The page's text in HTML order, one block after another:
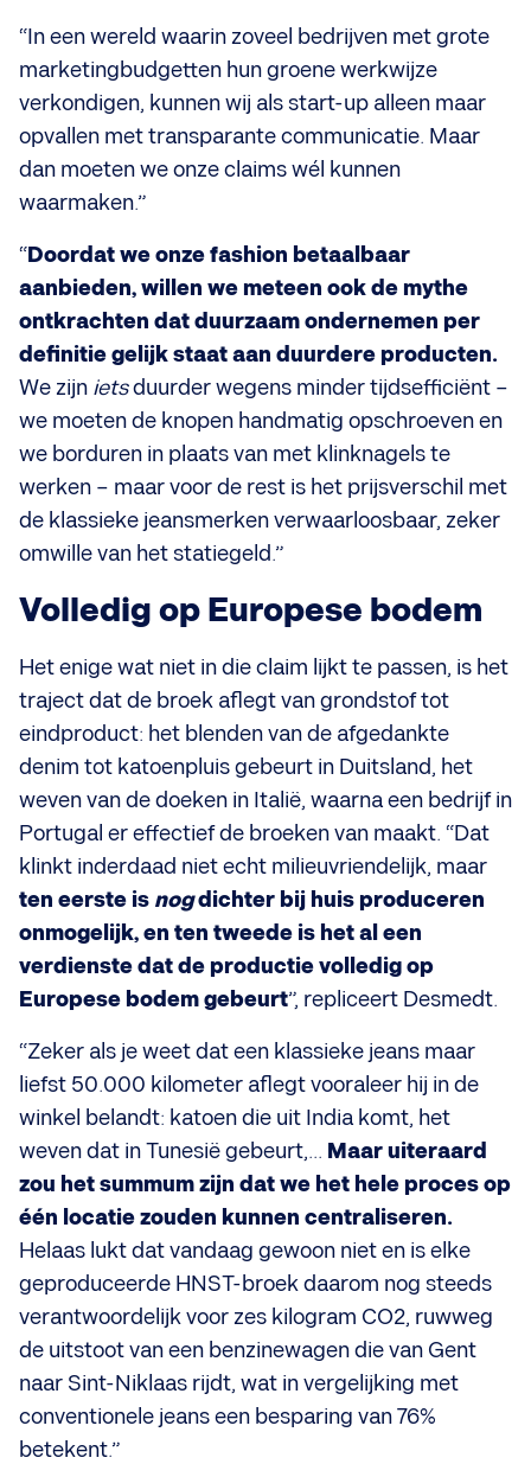
“In een wereld waarin zoveel bedrijven met grote
marketingbudgetten hun groene werkwijze
verkondigen, kunnenwij als start-up alleen maar
opvallen met transparante communicatie. Maar
dan moeten we onze claims wél kunnen
waarmaken.”
“Doordat we onze fashion betaalbaar
aanbieden, willen we meteen ook de mythe
ontkrachten dat duurzaam ondernemen per
definitie gelijk staat aan duurdere producten.
We zijn ietsduurder wegens minder tijdsefficiënt –
we moeten de knopen handmatig opschroeven en
we borduren in plaats van met klinknagels te
werken – maar voor de rest is het prijsverschil met
de klassieke jeansmerken verwaarloosbaar, zeker
omwille van het statiegeld.”
Volledig op Europese bodem
Het enige wat niet in die claim lijkt te passen, is het
traject dat de broek aflegt van grondstof tot
eindproduct: het blenden van de afgedankte
denim tot katoenpluis gebeurt in Duitsland, het
weven van de doeken in Italië, waarna een bedrijf in
Portugal er effectief de broeken van maakt. “Dat
klinkt inderdaad niet echt milieuvriendelijk, maar
ten eerste is nogdichter bij huis produceren
onmogelijk, en ten tweede is het al een
verdienste dat de productie volledig op
Europese bodem gebeurt”, repliceert Desmedt.
“Zeker als je weet dat een klassieke jeans maar
liefst 50.000 kilometer aflegt vooraleer hij in de
winkel belandt: katoen die uit India komt, het
weven dat in Tunesië gebeurt,... Maar uiteraard
zou het summum zijn dat we het hele proces op
één locatie zouden kunnen centraliseren.
Helaas lukt dat vandaag gewoon niet en is elke
geproduceerde HNST-broek daarom nog steeds
verantwoordelijk voor zes kilogram CO2, ruwweg
de uitstoot van een benzinewagen die van Gent
naar Sint-Niklaas rijdt, wat in vergelijking met
conventionele jeans een besparing van 76%
betekent.”